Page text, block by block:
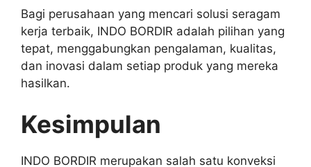
Bagi perusahaan yang mencari solusi seragam
kerja terbaik, INDO BORDIR adalah pilihan yang
tepat, menggabungkan pengalaman, kualitas,
dan inovasi dalam setiap produk yang mereka
hasilkan.
Kesimpulan
INDO BORDIR merupakan salah satu konveksi